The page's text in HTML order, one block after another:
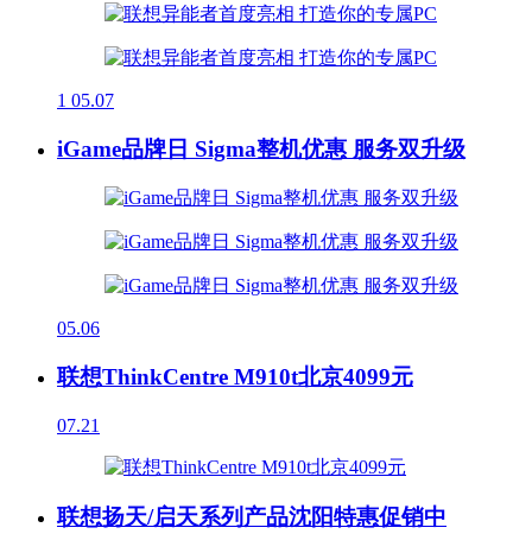
1 05.07
iGame品牌日 Sigma整机优惠 服务双升级
05.06
联想ThinkCentre M910t北京4099元
07.21
联想扬天/启天系列产品沈阳特惠促销中